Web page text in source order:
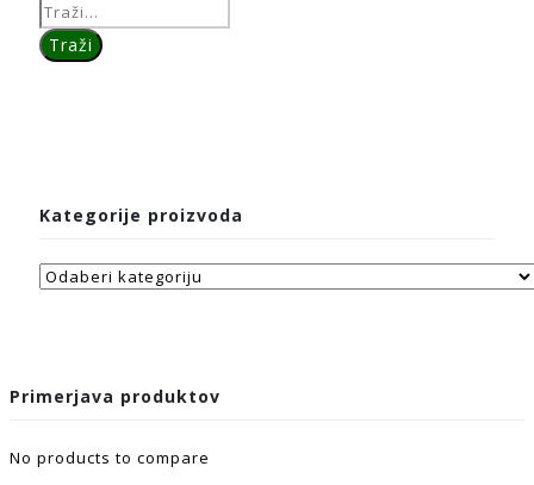
Kategorije proizvoda
Primerjava produktov
No products to compare